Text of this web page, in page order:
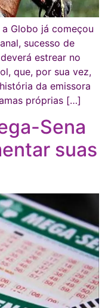
Globo já começou
sucesso de
estrear no
que, por sua vez,
da emissora
próprias […]
Sena
suas